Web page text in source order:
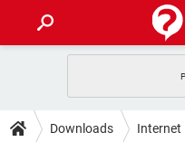
CELULAR
DICAS
Downloads Internet